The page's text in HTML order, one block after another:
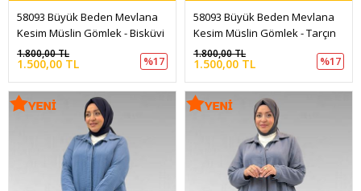
58093 Büyük Beden Mevlana
Kesim Müslin Gömlek - Bisküvi
1.500,00 TL
1.800,00 TL
%17
58093 Büyük Beden Mevlana
Kesim Müslin Gömlek - Tarçın
1.500,00 TL
1.800,00 TL
%17